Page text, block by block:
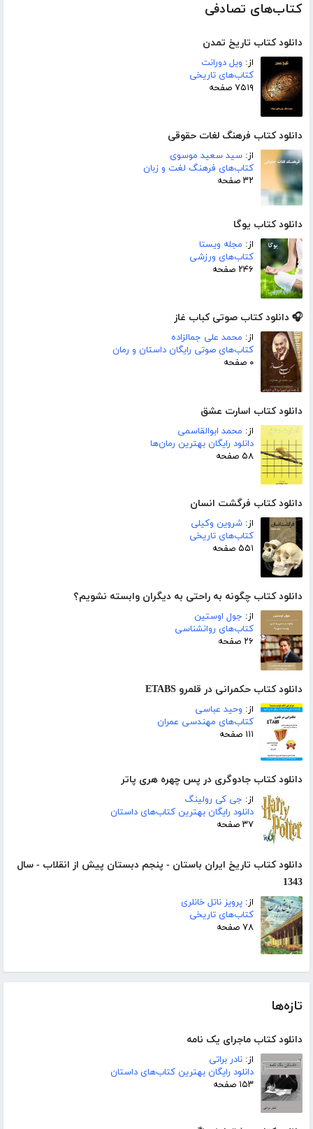
کتاب‌های تصادفی
دانلود کتاب تاریخ تمدن
از: ویل دورانت
کتاب‌های تاریخی
۷۵۱۹ صفحه
دانلود کتاب فرهنگ لغات حقوقی
از: سید سعید موسوی
کتاب‌های فرهنگ لغت و زبان
۳۲ صفحه
دانلود کتاب یوگا
از: مجله ویستا
کتاب‌های ورزشی
۲۴۶ صفحه
🎧 دانلود کتاب صوتی کباب غاز
از: محمد علی جمالزاده
کتاب‌های صوتی رایگان داستان و رمان
۰ صفحه
دانلود کتاب اسارت عشق
از: محمد ابوالقاسمی
دانلود رایگان بهترین رمان‌ها
۵۸ صفحه
دانلود کتاب فرگشت انسان
از: شروین وکیلی
کتاب‌های تاریخی
۵۵۱ صفحه
دانلود کتاب چگونه به راحتی به دیگران وابسته نشویم؟
از: جول اوستین
کتاب‌های روانشناسی
۲۶ صفحه
دانلود کتاب حکمرانی در قلمرو ETABS
از: وحید عباسی
کتاب‌های مهندسی عمران
۱۱۱ صفحه
دانلود کتاب جادوگری در پس چهره هری پاتر
از: جی کی رولینگ
دانلود رایگان بهترین کتاب‌های داستان
۳۷ صفحه
دانلود کتاب تاریخ ایران باستان - پنجم دبستان پیش از انقلاب - سال
1343
از: پرویز ناتل خانلری
کتاب‌های تاریخی
۷۸ صفحه
تازه‌ها
دانلود کتاب ماجرای یک نامه
از: نادر براتی
دانلود رایگان بهترین کتاب‌های داستان
۱۵۳ صفحه